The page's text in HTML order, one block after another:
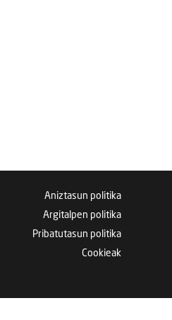
Aniztasun politika
Argitalpen politika
Pribatutasun politika
Cookieak